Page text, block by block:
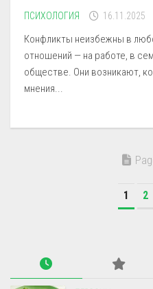
ПСИХОЛОГИЯ 16.11.2025
Конфликты неизбежны в
отношений — на работе, в
обществе. Они возникают,
мнения...
1 2